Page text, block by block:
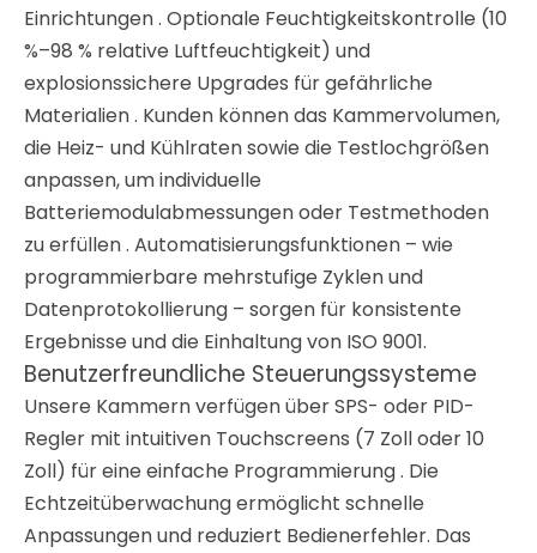
Einrichtungen. Optionale Feuchtigkeitskontrolle (10
%–98 % relative Luftfeuchtigkeit) und
explosionssichere Upgrades für gefährliche
Materialien. Kunden können das Kammervolumen,
die Heiz- und Kühlraten sowie die Testlochgrößen
anpassen, um individuelle
Batteriemodulabmessungen oder Testmethoden
zu erfüllen. Automatisierungsfunktionen – wie
programmierbare mehrstufige Zyklen und
Datenprotokollierung – sorgen für konsistente
Ergebnisse und die Einhaltung von ISO 9001.
Benutzerfreundliche Steuerungssysteme
Unsere Kammern verfügen über SPS- oder PID-
Regler mit intuitiven Touchscreens (7 Zoll oder 10
Zoll) für eine einfache Programmierung. Die
Echtzeitüberwachung ermöglicht schnelle
Anpassungen und reduziert Bedienerfehler. Das